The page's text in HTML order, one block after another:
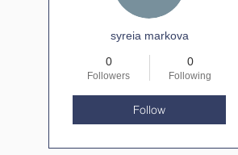
syreia markova
0
Followers
0
Following
Follow